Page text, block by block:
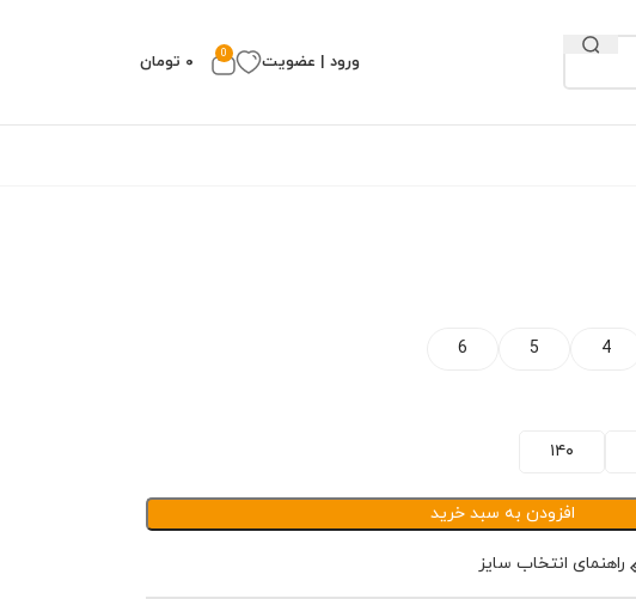
ورود | عضویت 0 ۰ تومان
4
5
6
۱۴۰
افزودن به سبد خرید
راهنمای انتخاب سایز